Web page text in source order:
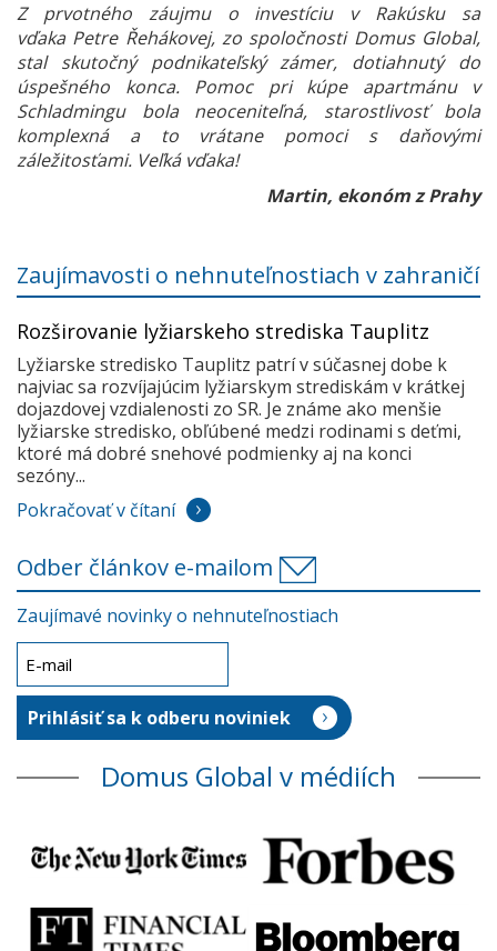
Z prvotného záujmu o investíciu v Rakúsku sa
vďaka Petre Řehákovej, zo spoločnosti Domus Global,
stal skutočný podnikateľský zámer, dotiahnutý do
úspešného konca. Pomoc pri kúpe apartmánu v
Schladmingu bola neoceniteľná, starostlivosť bola
komplexná a to vrátane pomoci s daňovými
záležitosťami. Veľká vďaka!
Martin, ekonóm z Prahy
Zaujímavosti o nehnuteľnostiach v zahraničí
Rozširovanie lyžiarskeho strediska Tauplitz
Lyžiarske stredisko Tauplitz patrí v súčasnej dobe k
najviac sa rozvíjajúcim lyžiarskym strediskám v krátkej
dojazdovej vzdialenosti zo SR. Je známe ako menšie
lyžiarske stredisko, obľúbené medzi rodinami s deťmi,
ktoré má dobré snehové podmienky aj na konci
sezóny...
Pokračovať v čítaní
Odber článkov e-mailom
Zaujímavé novinky o nehnuteľnostiach
Domus Global v médiích